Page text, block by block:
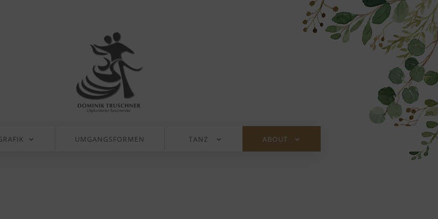
UMGANGSFORMEN TANZ ABOUT